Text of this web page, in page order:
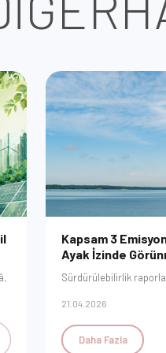
Kapsam 3
Ayak İzinde
Sürdürülebilirlik
Sertleşen regülasyonlar
zincirinizin karbon
ve veri doğruluğunu
21.04.2026
Daha Fazla